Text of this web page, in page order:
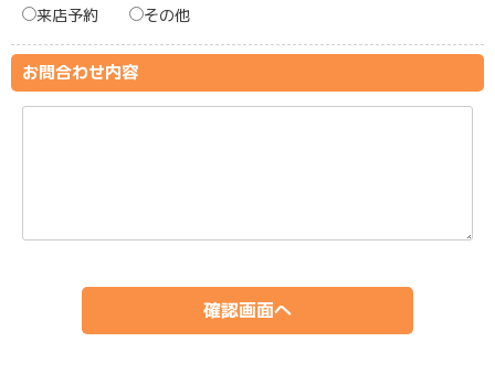
来店予約
その他
お問合わせ内容